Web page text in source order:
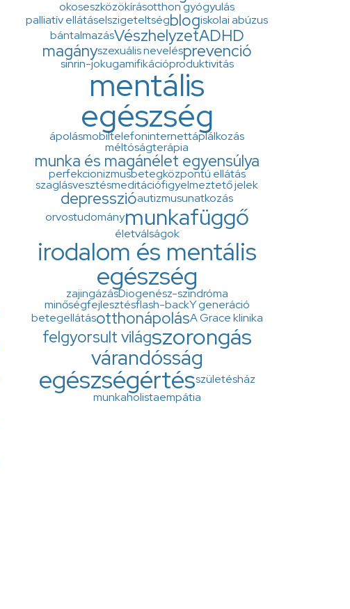
okoseszközökírásotthon gyógyulás
palliatív ellátáselszigeteltségblogiskolai abúzus
bántalmazásVészhelyzetADHD
magányszexuális nevelésprevenció
sinrin-jokugamifikációproduktivitás
mentális
egészség
ápolásmobiltelefoninternettáplálkozás
méltóságterápia
munka és magánélet egyensúlya
perfekcionizmusbetegközpontú ellátás
szaglásvesztésmeditációfigyelmeztető jelek
depresszióautizmusunatkozás
orvostudománymunkafüggő
életválságok
irodalom és mentális
egészség
zajingázásDiogenész-szindróma
minőségfejlesztésflash-backY generáció
betegellátásotthonápolásA Grace klinika
felgyorsult világszorongás
várandósság
egészségértésszületésház
munkaholistaempátia